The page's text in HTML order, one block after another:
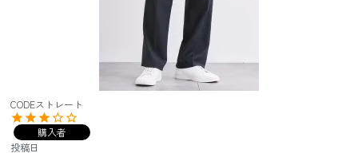
CODEストレート
購入者
投稿日